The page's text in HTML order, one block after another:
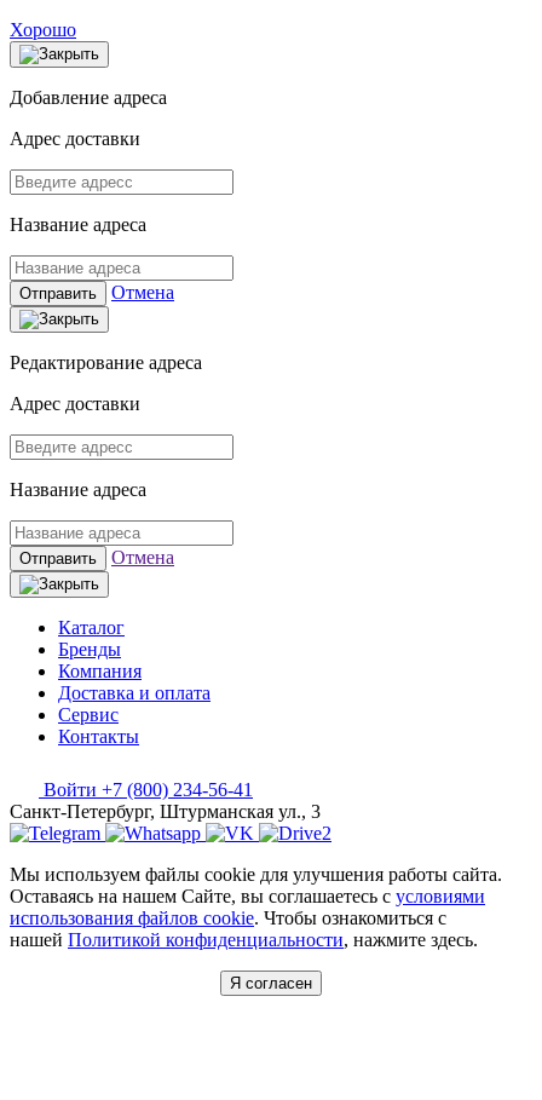
Хорошо
Добавление адреса
Адрес доставки
Название адреса
Отправить Отмена
Редактирование адреса
Адрес доставки
Название адреса
Отправить Отмена
Каталог
Бренды
Компания
Доставка и оплата
Сервис
Контакты
Войти +7 (800) 234-56-41
Санкт-Петербург, Штурманская ул., 3
Мы используем файлы cookie для улучшения работы сайта.
Оставаясь на нашем Сайте, вы соглашаетесь с условиями
использования файлов cookie. Чтобы ознакомиться с
нашей Политикой конфиденциальности, нажмите здесь.
Я согласен